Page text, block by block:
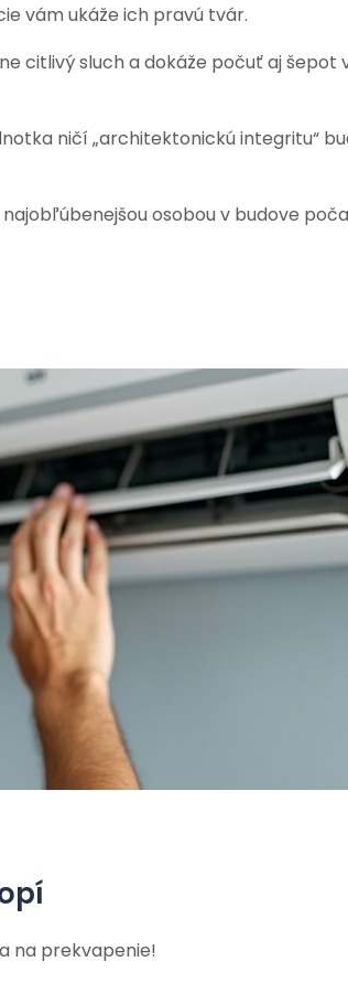
vám ukáže ich pravú tvár.
citlivý sluch a dokáže počuť aj šepot
ničí „architektonickú integritu“
osobou v budove
na prekvapenie!